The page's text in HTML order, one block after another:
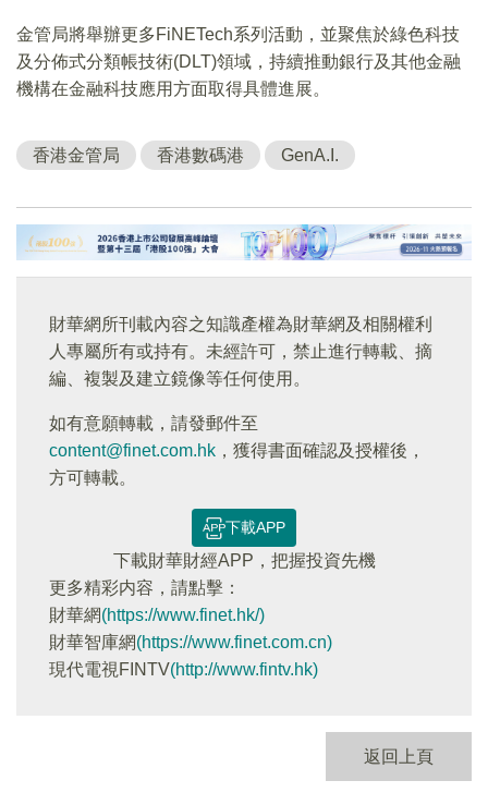
金管局將舉辦更多FiNETech系列活動，並聚焦於綠色科技
及分佈式分類帳技術(DLT)領域，持續推動銀行及其他金融
機構在金融科技應用方面取得具體進展。
香港金管局 香港數碼港 GenA.I.
財華網所刊載內容之知識產權為財華網及相關權利
人專屬所有或持有。未經許可，禁止進行轉載、摘
編、複製及建立鏡像等任何使用。
如有意願轉載，請發郵件至
content@finet.com.hk ，獲得書面確認及授權後，
方可轉載。
下載APP
下載財華財經APP，把握投資先機
更多精彩内容，請點擊：
財華網(https://www.finet.hk/)
財華智庫網(https://www.finet.com.cn)
現代電視FINTV(http://www.fintv.hk)
返回上頁